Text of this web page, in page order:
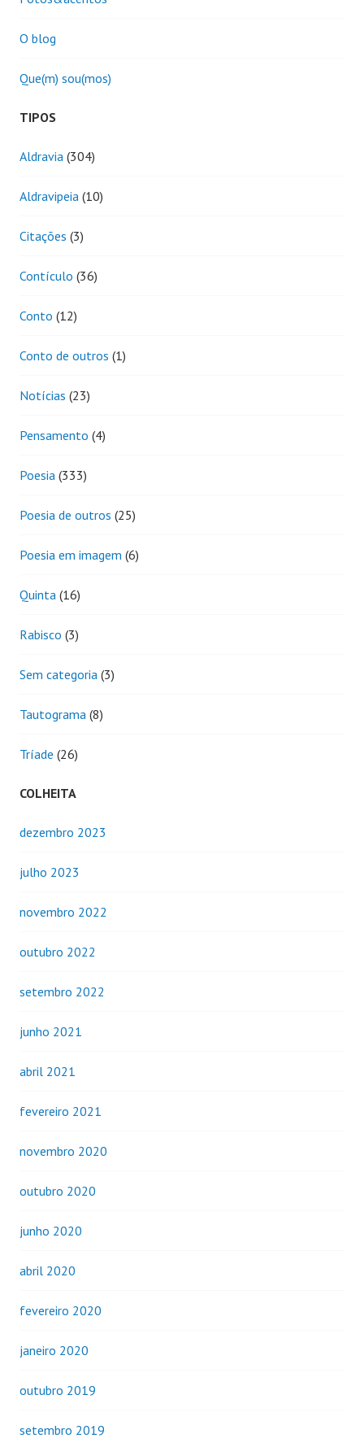
O blog
Que(m) sou(mos)
TIPOS
Aldravia (304)
Aldravipeia (10)
Citações (3)
Contículo (36)
Conto (12)
Conto de outros (1)
Notícias (23)
Pensamento (4)
Poesia (333)
Poesia de outros (25)
Poesia em imagem (6)
Quinta (16)
Rabisco (3)
Sem categoria (3)
Tautograma (8)
Tríade (26)
COLHEITA
dezembro 2023
julho 2023
novembro 2022
outubro 2022
setembro 2022
junho 2021
abril 2021
fevereiro 2021
novembro 2020
outubro 2020
junho 2020
abril 2020
fevereiro 2020
janeiro 2020
outubro 2019
setembro 2019